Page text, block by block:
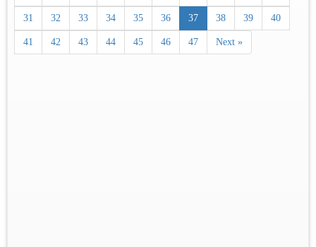
31 32 33 34 35 36 37 38 39 40
41 42 43 44 45 46 47 Next »